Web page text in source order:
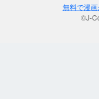
無料で漫画
©J-